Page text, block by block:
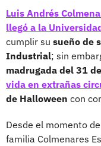
Luis Andrés
llegó a la
cumplir su sueño de
Industrial; sin
madrugada del 31
vida en extrañas
de Halloween con
Desde el momento
familia Colmenares